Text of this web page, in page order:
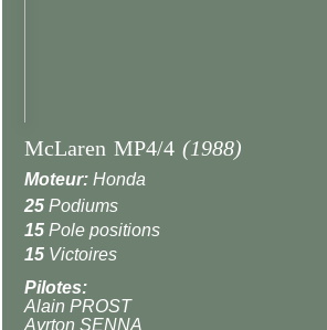
McLaren MP4/4 (1988)
Moteur: Honda
25 Podiums
15 Pole positions
15 Victoires
Pilotes:
Alain PROST
Ayrton SENNA